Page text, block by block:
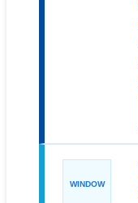
WINDOW